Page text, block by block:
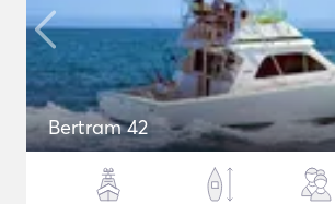
Bertram 42